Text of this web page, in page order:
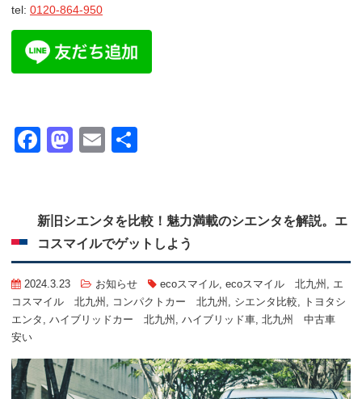
tel: 0120-864-950
Facebook
Mastodon
Email
新旧シエンタを比較！魅力満載のシエンタを解説。エ
コスマイルでゲットしよう
2024.3.23 お知らせ ecoスマイル, ecoスマイル 北九州 , エ
コスマイル 北九州 , コンパクトカー 北九州 , シエンタ比較,
トヨタシ
エンタ , ハイブリッドカー 北九州 , ハイブリッド車, 北九州 中古車
安い